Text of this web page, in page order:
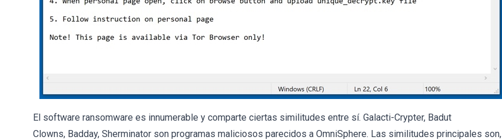
El software ransomware es innumerable y comparte ciertas similitudes entre sí. Galacti-Crypter, Badut
Clowns, Badday, Sherminator son programas maliciosos parecidos a OmniSphere. Las similitudes principales son,